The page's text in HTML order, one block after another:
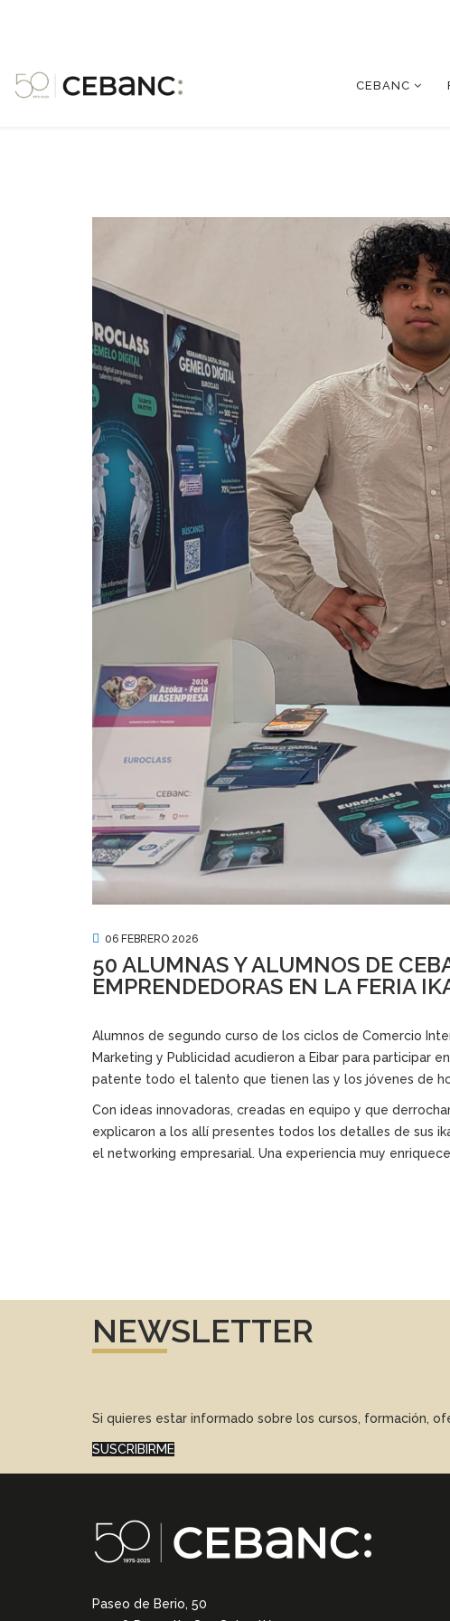
CEBANC
06 FEBRERO 2026
50 ALUMNAS Y ALUMNOS DE
EMPRENDEDORAS EN LA FERIA
Alumnos de segundo curso de los ciclos de Comercio
Marketing y Publicidad acudieron a Eibar para participar
patente todo el talento que tienen las y los jóvenes de
Con ideas innovadoras, creadas en equipo y que
explicaron a los allí presentes todos los detalles de sus
el networking empresarial. Una experiencia muy
NEWSLETTER
Si quieres estar informado sobre los cursos, formación,
SUSCRIBIRME
Paseo de Berio, 50